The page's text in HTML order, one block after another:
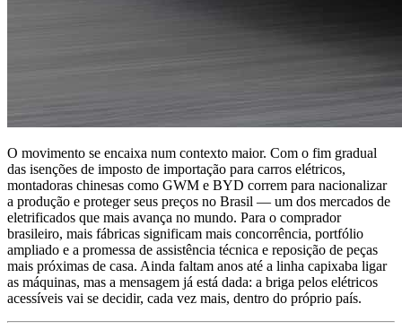
O movimento se encaixa num contexto maior. Com o fim gradual
das isenções de imposto de importação para carros elétricos,
montadoras chinesas como GWM e BYD correm para nacionalizar
a produção e proteger seus preços no Brasil — um dos mercados de
eletrificados que mais avança no mundo. Para o comprador
brasileiro, mais fábricas significam mais concorrência, portfólio
ampliado e a promessa de assistência técnica e reposição de peças
mais próximas de casa. Ainda faltam anos até a linha capixaba ligar
as máquinas, mas a mensagem já está dada: a briga pelos elétricos
acessíveis vai se decidir, cada vez mais, dentro do próprio país.